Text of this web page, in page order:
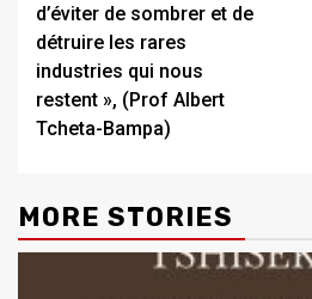
d’éviter de sombrer et de
détruire les rares
industries qui nous
restent », (Prof Albert
Tcheta-Bampa)
MORE STORIES